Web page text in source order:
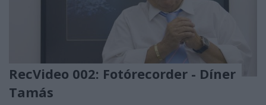
RecVideo 002: Fotórecorder - Díner
Tamás